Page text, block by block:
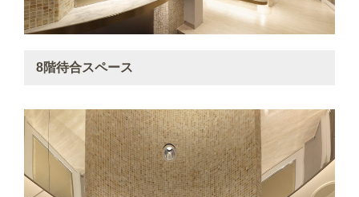
8階待合スペース